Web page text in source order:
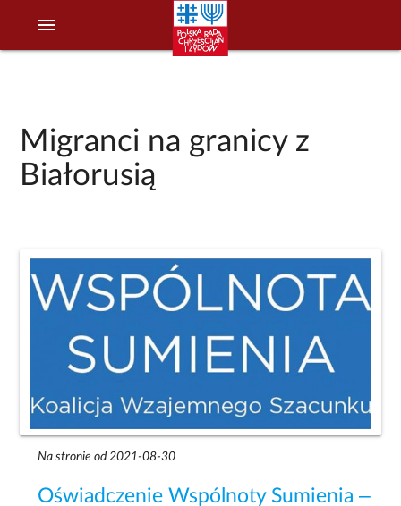
menu
Migranci na granicy z
Białorusią
Na stronie od 2021-08-30
Oświadczenie Wspólnoty Sumienia –